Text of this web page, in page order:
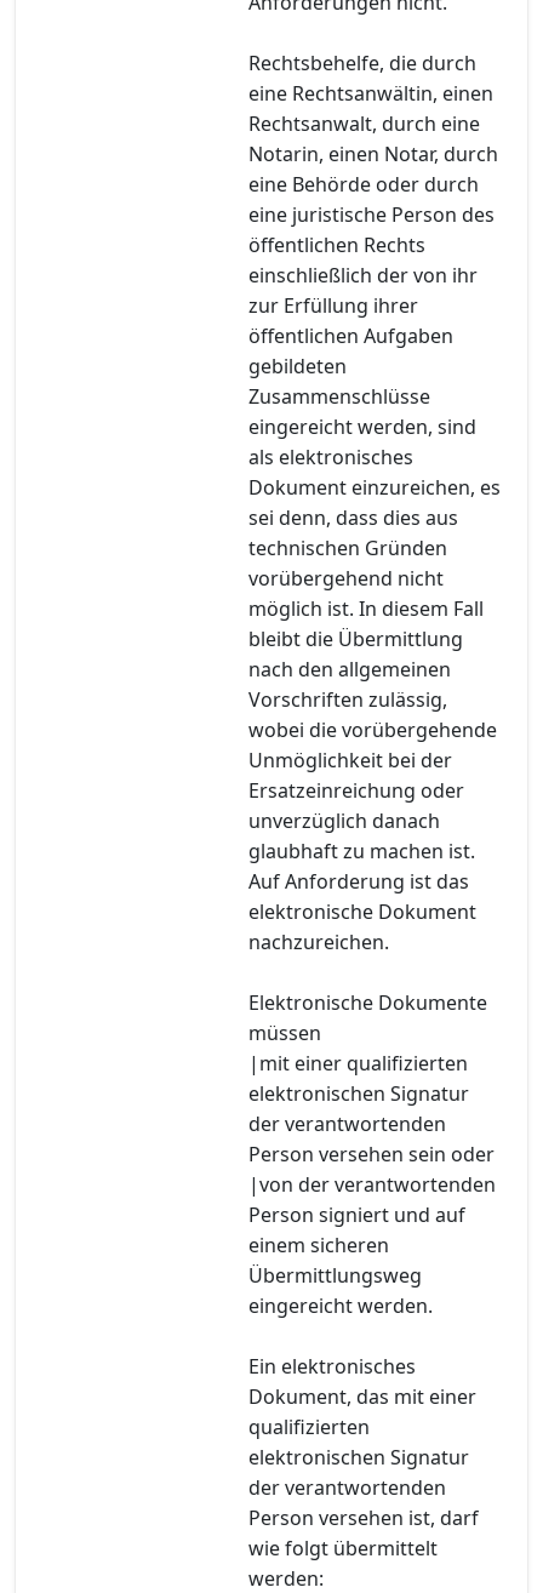
Rechtsbehelfe, die durch
eine Rechtsanwältin, einen
Rechtsanwalt, durch eine
Notarin, einen Notar, durch
eine Behörde oder durch
eine juristische Person des
öffentlichen Rechts
einschließlich der von ihr
zur Erfüllung ihrer
öffentlichen Aufgaben
gebildeten
Zusammenschlüsse
eingereicht werden, sind
als elektronisches
Dokument einzureichen, es
sei denn, dass dies aus
technischen Gründen
vorübergehend nicht
möglich ist. In diesem Fall
bleibt die Übermittlung
nach den allgemeinen
Vorschriften zulässig,
wobei die vorübergehende
Unmöglichkeit bei der
Ersatzeinreichung oder
unverzüglich danach
glaubhaft zu machen ist.
Auf Anforderung ist das
elektronische Dokument
nachzureichen.
Elektronische Dokumente
müssen
|mit einer qualifizierten
elektronischen Signatur
der verantwortenden
Person versehen sein oder
|von der verantwortenden
Person signiert und auf
einem sicheren
Übermittlungsweg
eingereicht werden.
Ein elektronisches
Dokument, das mit einer
qualifizierten
elektronischen Signatur
der verantwortenden
Person versehen ist, darf
wie folgt übermittelt
werden: